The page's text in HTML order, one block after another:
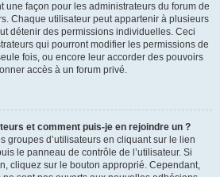
une façon pour les administrateurs du forum de
Chaque utilisateur peut appartenir à plusieurs
détenir des permissions individuelles. Ceci
qui pourront modifier les permissions de
fois, ou encore leur accorder des pouvoirs
accès à un forum privé.
et comment puis-je en rejoindre un ?
groupes d’utilisateurs en cliquant sur le lien
le panneau de contrôle de l’utilisateur. Si
cliquez sur le bouton approprié. Cependant,